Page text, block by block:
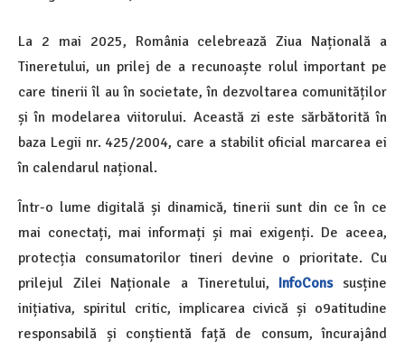
La 2 mai 2025, România celebrează Ziua Națională a
Tineretului, un prilej de a recunoaște rolul important pe
care tinerii îl au în societate, în dezvoltarea comunităților
și în modelarea viitorului. Această zi este sărbătorită în
baza Legii nr. 425/2004, care a stabilit oficial marcarea ei
în calendarul național.
Într-o lume digitală și dinamică, tinerii sunt din ce în ce
mai conectați, mai informați și mai exigenți. De aceea,
protecția consumatorilor tineri devine o prioritate. Cu
prilejul Zilei Naționale a Tineretului, InfoConssusține
inițiativa, spiritul critic, implicarea civică și o9atitudine
responsabilă și conștientă față de consum, încurajând